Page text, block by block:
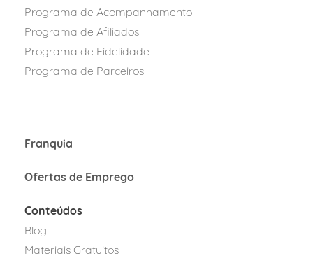
Programa de Acompanhamento
Programa de Afiliados
Programa de Fidelidade
Programa de Parceiros
Franquia
Ofertas de Emprego
Conteúdos
Blog
Materiais Gratuitos